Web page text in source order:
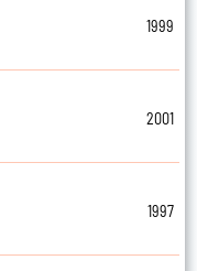
1999
2001
1997